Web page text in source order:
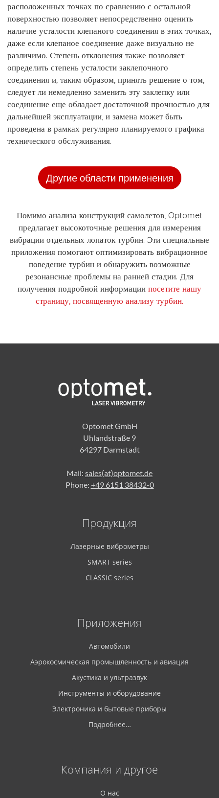
расположенных точках по сравнению с остальной
поверхностью позволяет непосредственно оценить
наличие усталости клепаного соединения в этих точках,
даже если клепаное соединение даже визуально не
различимо. Степень отклонения также позволяет
определить степень усталости заклепочного
соединения и, таким образом, принять решение о том,
следует ли немедленно заменить эту заклепку или
соединение еще обладает достаточной прочностью для
дальнейшей эксплуатации, и замена может быть
проведена в рамках регулярно планируемого графика
технического обслуживания.
Другие области применения
Помимо анализа конструкций самолетов, Optomet
предлагает высокоточные решения для измерения
вибрации отдельных лопаток турбин. Эти специальные
приложения помогают оптимизировать вибрационное
поведение турбин и обнаружить возможные
резонансные проблемы на ранней стадии. Для
получения подробной информации посетите нашу
страницу, посвященную анализу турбин.
Optomet GmbH
Uhlandstraße 9
64297 Darmstadt
Mail: sales(at)optomet.de
Phone: +49 6151 38432-0
Продукция
Лазерные виброметры
SMART series
CLASSIC series
Приложения
Автомобили
Аэрокосмическая промышленность и авиация
Акустика и ультразвук
Инструменты и оборудование
Электроника и бытовые приборы
Подробнее…
Компания и другое
О нас